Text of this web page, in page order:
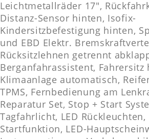
Leichtmetallräder 17″,
Distanz-Sensor hinten, Isofix-
Kindersitzbefestigung hinten,
und EBD Elektr.
Rücksitzlehnen getrennt
Berganfahrassistent,
Klimaanlage automatisch,
TPMS, Fernbedienung am
Reparatur Set, Stop + Start
Tagfahrlicht, LED Rückleuchten,
Startfunktion, LED-